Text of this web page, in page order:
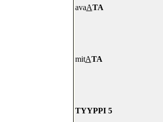
avaATA
mitATA
TYYPPI 5